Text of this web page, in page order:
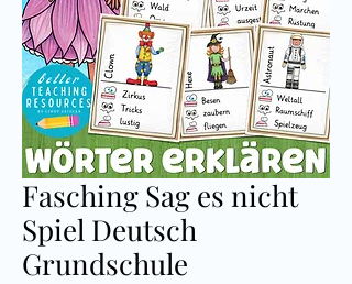
Fasching Sag es nicht
Spiel Deutsch
Grundschule